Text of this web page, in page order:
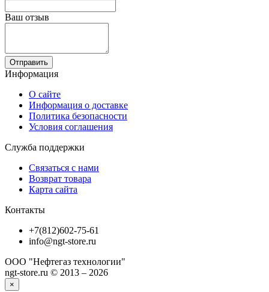
Ваш отзыв
Отправить
Информация
О сайте
Информация о доставке
Политика безопасности
Условия соглашения
Служба поддержки
Связаться с нами
Возврат товара
Карта сайта
Контакты
+7(812)602-75-61
info@ngt-store.ru
ООО "Нефтегаз технологии"
ngt-store.ru © 2013 – 2026
×